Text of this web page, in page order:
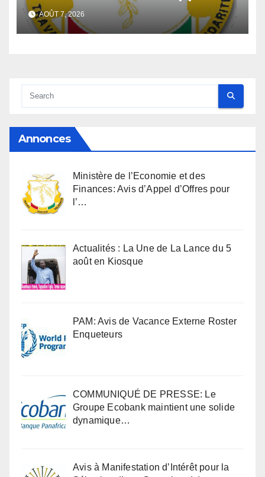
d’Offres pour l’Achat de
matériels informatiques en
faveur de la Direction
AOÛT 7, 2026
Annonces
Ministère de l’Economie et des
Finances: Avis d’Appel d’Offres pour
l’…
Actualités : La Une de La Lance du 5
août en Kiosque
PAM: Avis de Vacance Externe Roster
Enqueteurs
COMMUNIQUÉ DE PRESSE: Le
Groupe Ecobank maintient une solide
dynamique…
Avis à Manifestation d’Intérêt pour la